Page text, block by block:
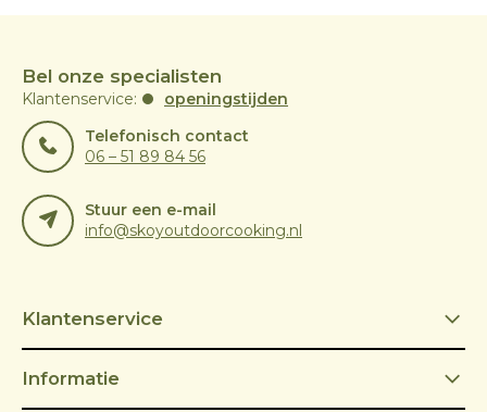
Bel onze specialisten
Klantenservice:
openingstijden
Telefonisch contact
06 – 51 89 84 56
Stuur een e-mail
info@skoyoutdoorcooking.nl
Klantenservice
Informatie